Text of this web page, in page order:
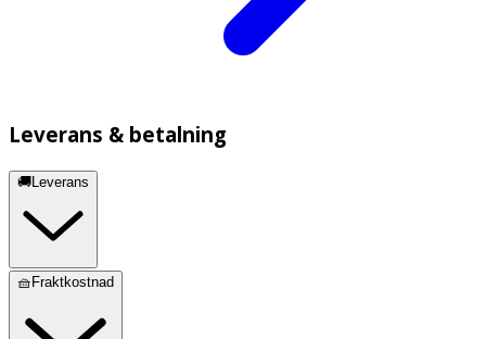
Leverans & betalning
🚚Leverans
🧺Fraktkostnad